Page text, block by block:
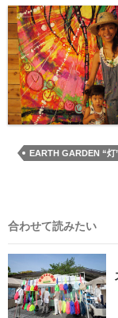
EARTH GARDEN “灯
合わせて読みたい